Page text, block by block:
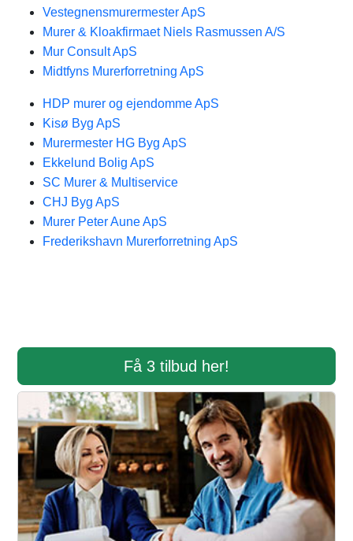
Vestegnensmurermester ApS
Murer & Kloakfirmaet Niels Rasmussen A/S
Mur Consult ApS
Midtfyns Murerforretning ApS
HDP murer og ejendomme ApS
Kisø Byg ApS
Murermester HG Byg ApS
Ekkelund Bolig ApS
SC Murer & Multiservice
CHJ Byg ApS
Murer Peter Aune ApS
Frederikshavn Murerforretning ApS
Få 3 tilbud her!